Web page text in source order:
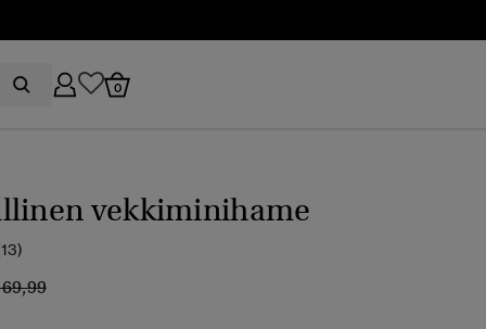
0
vekkiminihame
alennettu hinnasta
hintaan